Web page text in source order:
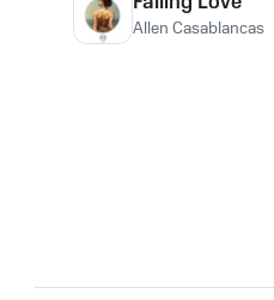
Allen Casablancas